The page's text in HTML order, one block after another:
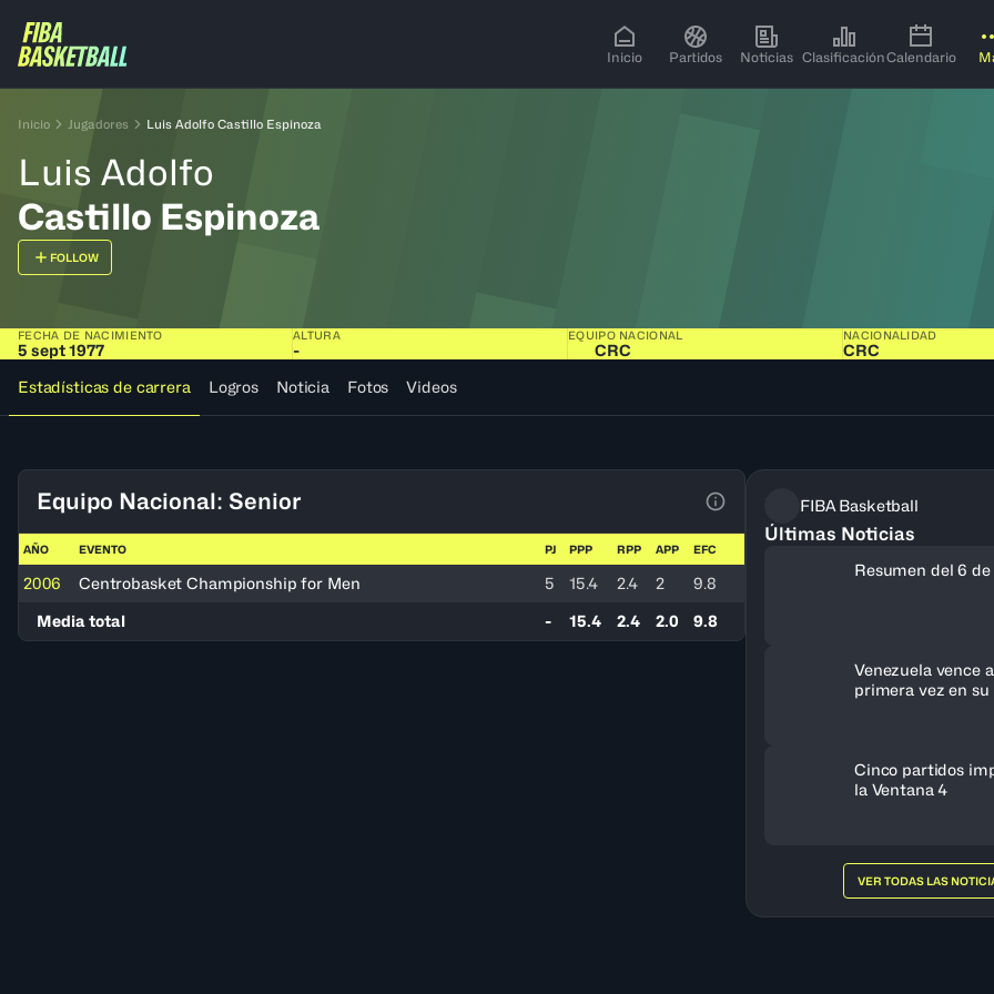
Inicio Partidos Noticias ClasificaciónCalendario
Inicio Jugadores Luis Adolfo Castillo Espinoza
Luis Adolfo
Castillo Espinoza
FOLLOW
FECHA DE NACIMIENTO
5 sept 1977
ALTURA
-
EQUIPO NACIONAL
CRC
NACIONALIDAD
CRC
Estadísticas de carrera
Logros Noticia Fotos Videos
Equipo Nacional: Senior
Ver la leyenda
AÑO EVENTO PJ PPP RPP APP EFC
2006 Centrobasket Championship for Men 5 15.4 2.4 2
9.8
Media total
- 15.4 2.4 2.0 9.8
FIBA Basketball
Últimas Noticias
Resumen del 6 de
Venezuela vence
primera vez en
Cinco partidos
la Ventana 4
VER TODAS LAS